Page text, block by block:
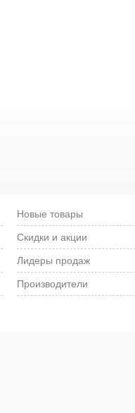
Новые товары
Скидки и акции
Лидеры продаж
Производители